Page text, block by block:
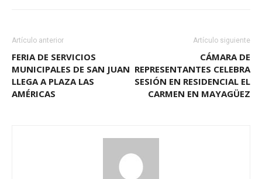
Artículo anterior
FERIA DE SERVICIOS
MUNICIPALES DE SAN JUAN
LLEGA A PLAZA LAS
AMÉRICAS
Artículo siguiente
CÁMARA DE
REPRESENTANTES CELEBRA
SESIÓN EN RESIDENCIAL EL
CARMEN EN MAYAGÜEZ